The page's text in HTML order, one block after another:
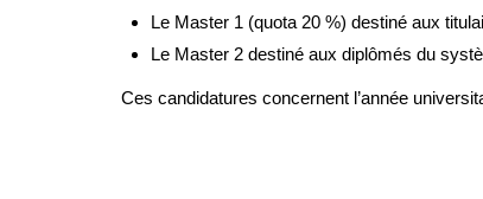
Le Master 1 (quota 20 %) destiné aux
Le Master 2 destiné aux diplômés du
Ces candidatures concernent l’année